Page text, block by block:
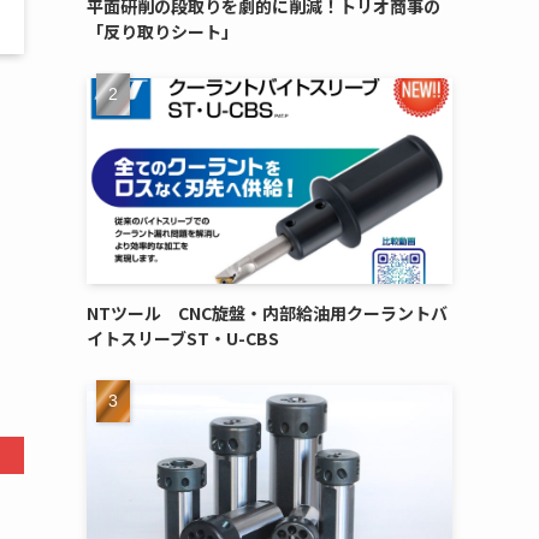
平面研削の段取りを劇的に削減！トリオ商事の
「反り取りシート」
NTツール CNC旋盤・内部給油用クーラントバ
イトスリーブST・U-CBS